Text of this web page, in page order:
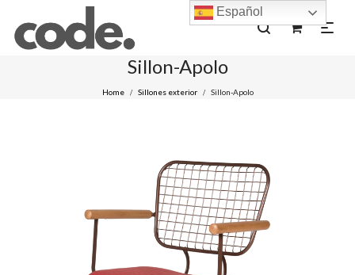
Sillon-Apolo
Home / Sillones exterior / Sillon-Apolo
Español